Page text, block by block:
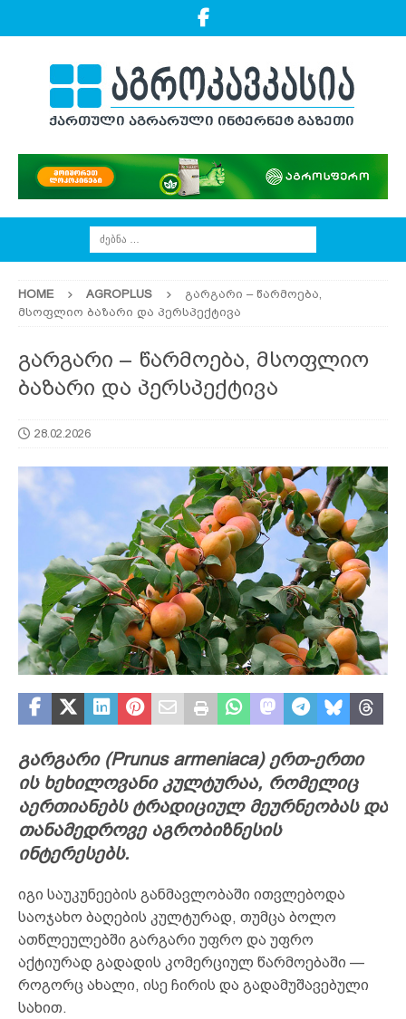
HOME AGROPLUS
გარგარი – წარმოება,
მსოფლიო ბაზარი და პერსპექტივა
გარგარი – წარმოება, მსოფლიო
ბაზარი და პერსპექტივა
28.02.2026
გარგარი (Prunus armeniaca) ერთ-ერთი
ის ხეხილოვანი კულტურაა, რომელიც
აერთიანებს ტრადიციულ მეურნეობას და
თანამედროვე აგრობიზნესის
ინტერესებს.
იგი საუკუნეების განმავლობაში ითვლებოდა
საოჯახო ბაღების კულტურად, თუმცა ბოლო
ათწლეულებში გარგარი უფრო და უფრო
აქტიურად გადადის კომერციულ წარმოებაში —
როგორც ახალი, ისე ჩირის და გადამუშავებული
სახით.